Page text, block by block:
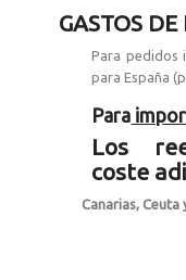
GASTOS
Para pedidos
para España
Para
Los
coste
Canarias,Ceuta
Los